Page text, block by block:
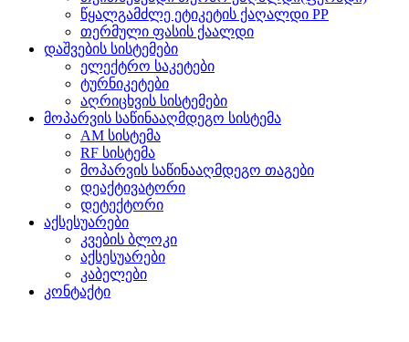
წყალგამძლე ეტიკეტის ქაღალდი PP
თერმული ფასის ქაალდი
დაშვების სისტემები
ელექტრო საკეტები
ტურნიკეტები
აღრიცხვის სისტემები
მოპარვის საწინააღმდეგო სისტემა
AM სისტემა
RF სისტემა
მოპარვის საწინააღმდეგო თაგები
დეაქტივატორი
დეტექტორი
აქსესუარები
კვების ბლოკი
აქსესუარები
კაბელები
კონტაქტი